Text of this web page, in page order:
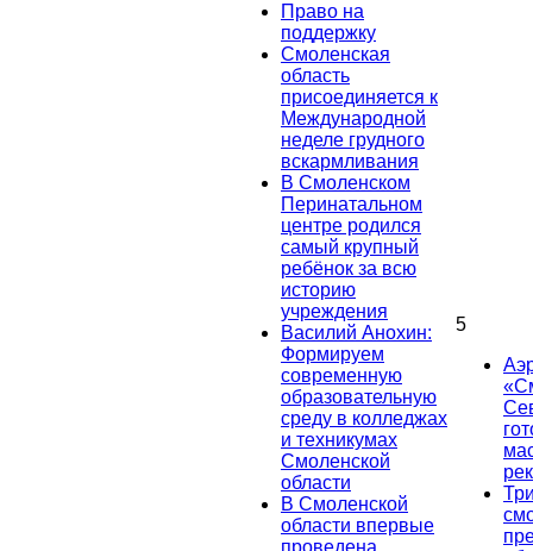
Право на
поддержку
Смоленская
область
присоединяется к
Международной
неделе грудного
вскармливания
В Смоленском
Перинатальном
центре родился
самый крупный
ребёнок за всю
историю
учреждения
Василий Анохин:
Формируем
современную
образовательную
среду в колледжах
и техникумах
Смоленской
области
В Смоленской
области впервые
5